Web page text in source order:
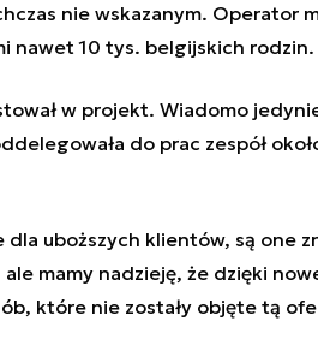
nie wskazanym. Operator
nawet 10 tys. belgijskich rodzin.
w projekt. Wiadomo
do prac zespół
uboższych klientów, są one
mamy nadzieję, że dzięki
które nie zostały objęte tą